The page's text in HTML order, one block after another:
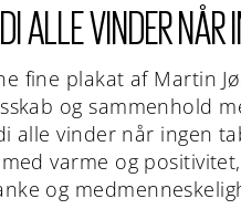
ALLE VINDER NÅR
fine plakat af Martin
og sammenhold
alle vinder når ingen
varme og
og